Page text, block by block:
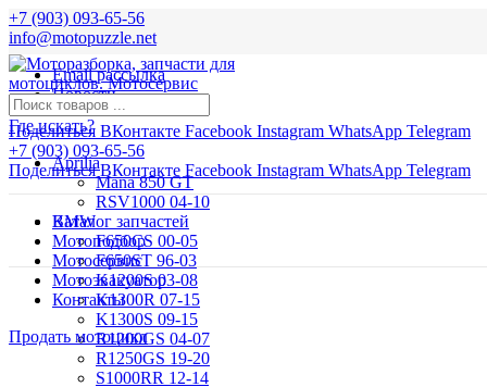
+7 (903) 093-65-56
info@motopuzzle.net
Email рассылка
Новости
Поделиться ВКонтакте Facebook Instagram WhatsApp Telegram
+7 (903) 093-65-56
Поделиться ВКонтакте Facebook Instagram WhatsApp Telegram
Где искать?
Aprilia
Mana 850 GT
RSV1000 04-10
BMW
F650CS 00-05
F650ST 96-03
K1200S 03-08
K1300R 07-15
K1300S 09-15
R1200GS 04-07
R1250GS 19-20
S1000RR 12-14
Каталог запчастей
Мотоподбор
Мотосервис
Мотоэвакуатор
Контакты
Продать мотоцикл